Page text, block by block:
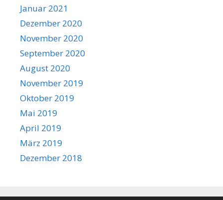
Januar 2021
Dezember 2020
November 2020
September 2020
August 2020
November 2019
Oktober 2019
Mai 2019
April 2019
März 2019
Dezember 2018